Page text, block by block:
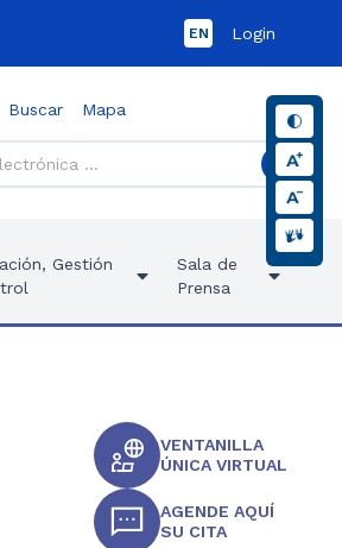
EN Login
Buscar Mapa
Gestión
Sala de
Prensa
VENTANILLA
ÚNICA VIRTUAL
AGENDE AQUÍ
SU CITA